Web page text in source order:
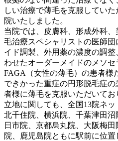
しい治療で薄毛を克服してい
院いたしました。
当院では、皮膚科、形成外科
毛治療スペシャリストの医師
イド調製、外用薬の濃度の調
わせたオーダーメイドのメソセ
FAGA（女性の薄毛）の患者様
できかった重症の円形脱毛症
者様に薄毛を克服いただいてお
立地に関しても、全国13院ネ
北千住院、横浜院、千葉津田
日市院、京都烏丸院、大阪梅
院、鹿児島院ともに駅前に位